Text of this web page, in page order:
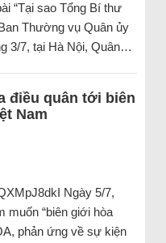
“Tại sao Tổng Bí thư
Thường vụ Quân ủy
3/7, tại Hà Nội, Quân…
điều quân tới biên
Nam
Ngày 5/7,
muốn “biên giới hòa
phản ứng về sự kiện